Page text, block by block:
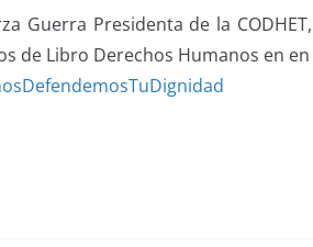
Guerra Presidenta de la
de Libro Derechos Humanos en